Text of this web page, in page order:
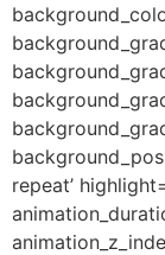
repeat’